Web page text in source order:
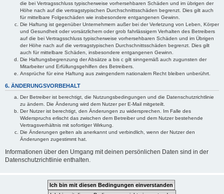
die bei Vertragsschluss typischerweise vorhersehbaren Schäden und im übrigen der
Höhe nach auf die vertragstypischen Durchschnittsschäden begrenzt. Dies gilt auch
für mittelbare Folgeschäden wie insbesondere entgangenen Gewinn.
Die Haftung ist gegenüber Unternehmern außer bei der Verletzung von Leben, Körper
und Gesundheit oder vorsätzlichem oder grob fahrlässigem Verhalten des Betreibers
auf die bei Vertragsschluss typischerweise vorhersehbaren Schäden und im Übrigen
der Höhe nach auf die vertragstypischen Durchschnittsschäden begrenzt. Dies gilt
auch für mittelbare Schäden, insbesondere entgangenen Gewinn.
Die Haftungsbegrenzung der Absätze a bis c gilt sinngemäß auch zugunsten der
Mitarbeiter und Erfüllungsgehilfen des Betreibers.
Ansprüche für eine Haftung aus zwingendem nationalem Recht bleiben unberührt.
6. ÄNDERUNGSVORBEHALT
Der Betreiber ist berechtigt, die Nutzungsbedingungen und die Datenschutzrichtlinie
zu ändern. Die Änderung wird dem Nutzer per E-Mail mitgeteilt.
Der Nutzer ist berechtigt, den Änderungen zu widersprechen. Im Falle des
Widerspruchs erlischt das zwischen dem Betreiber und dem Nutzer bestehende
Vertragsverhältnis mit sofortiger Wirkung.
Die Änderungen gelten als anerkannt und verbindlich, wenn der Nutzer den
Änderungen zugestimmt hat.
Informationen über den Umgang mit deinen persönlichen Daten sind in der
Datenschutzrichtlinie enthalten.